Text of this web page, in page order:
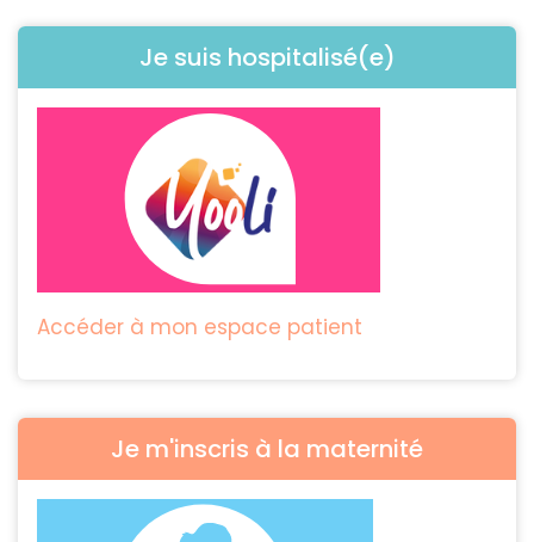
Je suis hospitalisé(e)
Accéder à mon espace patient
Je m'inscris à la maternité